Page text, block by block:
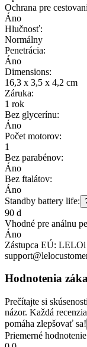
Ochrana pre
Áno
Hlučnosť:
Normálny
Penetrácia:
Áno
Dimensions:
16,3 x 3,5 x 4,2 cm
Záruka:
1 rok
Bez glycerínu:
Áno
Počet motorov:
1
Bez parabénov:
Áno
Bez ftalátov:
Áno
Standby battery life:
90 d
Vhodné pre análnu
Áno
Zástupca EÚ: LELOi
Hodnotenia
Prečítajte si
názor. Každá
pomáha zlepšovať sa!
Priemerné